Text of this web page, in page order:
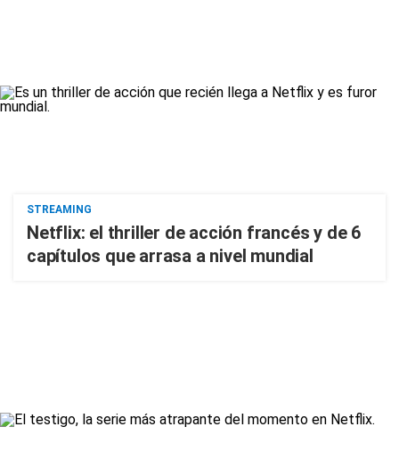
STREAMING
Netflix: el thriller de acción francés y de 6
capítulos que arrasa a nivel mundial